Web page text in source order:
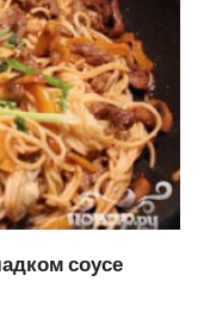
соусе